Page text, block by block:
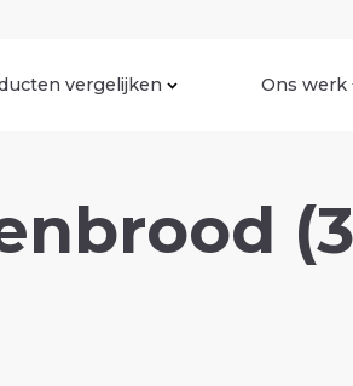
vergelijken Ons werk